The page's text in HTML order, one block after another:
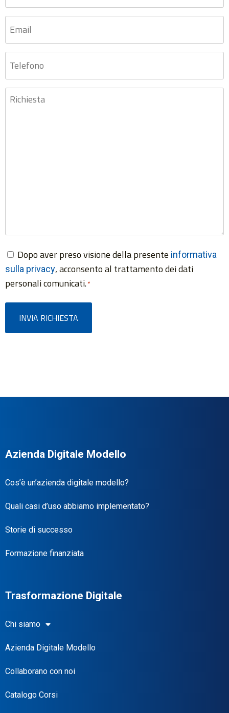
Richiesta
Consenso
*
Dopo aver preso visione della presente informativa
sulla privacy, acconsento al trattamento dei dati
personali comunicati.*
Azienda Digitale Modello
Cos’è un’azienda digitale modello?
Quali casi d’uso abbiamo implementato?
Storie di successo
Formazione finanziata
Trasformazione Digitale
Chi siamo
Azienda Digitale Modello
Collaborano con noi
Catalogo Corsi